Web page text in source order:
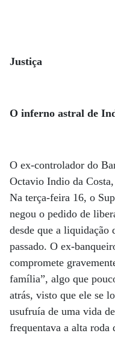
Justiça
O inferno astral de
O ex-controlador do
Octavio Indio da
Na terça-feira 16, o
negou o pedido de
desde que a liquidação
passado. O ex-
compromete
família”, algo que
atrás, visto que ele se
usufruía de uma vida
frequentava a alta roda